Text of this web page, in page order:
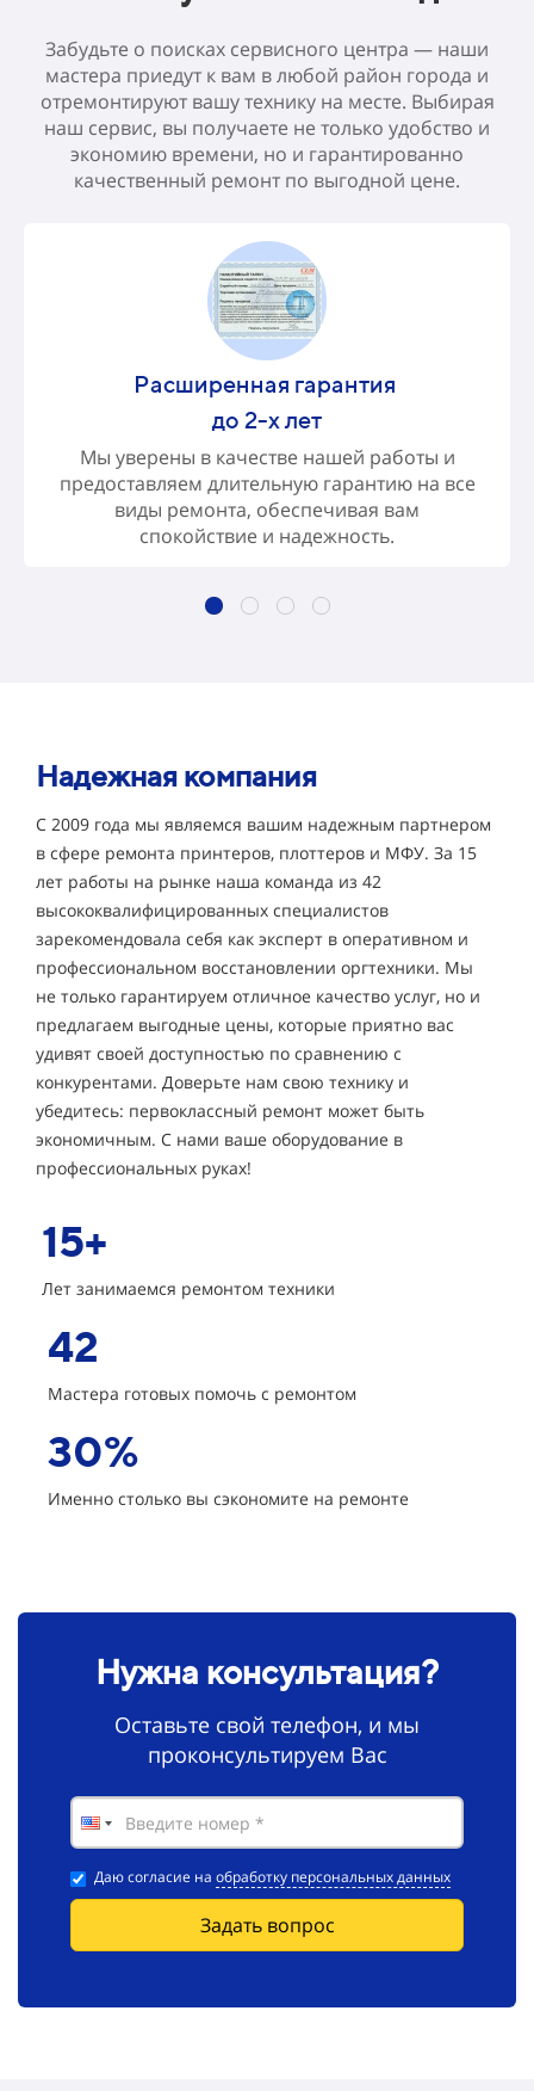
Забудьте о поисках сервисного центра — наши
мастера приедут к вам в любой район города и
отремонтируют вашу технику на месте. Выбирая
наш сервис, вы получаете не только удобство и
экономию времени, но и гарантированно
качественный ремонт по выгодной цене.
Расширенная гарантия
до 2-х лет
Мы уверены в качестве нашей работы и
предоставляем длительную гарантию на все
виды ремонта, обеспечивая вам
спокойствие и надежность.
Надежная компания
С 2009 года мы являемся вашим надежным партнером
в сфере ремонта принтеров, плоттеров и МФУ. За 15
лет работы на рынке наша команда из 42
высококвалифицированных специалистов
зарекомендовала себя как эксперт в оперативном и
профессиональном восстановлении оргтехники. Мы
не только гарантируем отличное качество услуг, но и
предлагаем выгодные цены, которые приятно вас
удивят своей доступностью по сравнению с
конкурентами. Доверьте нам свою технику и
убедитесь: первоклассный ремонт может быть
экономичным. С нами ваше оборудование в
профессиональных руках!
15+
Лет занимаемся ремонтом техники
42
Мастера готовых помочь с ремонтом
30%
Именно столько вы сэкономите на ремонте
Нужна консультация?
Оставьте свой телефон, и мы
проконсультируем Вас
Даю согласие на обработку персональных данных
Задать вопрос